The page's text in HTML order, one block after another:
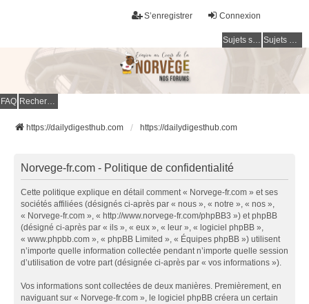
Connexion
S’enregistrer
Sujets sans réponse Sujets actifs
FAQ Rechercher
https://dailydigesthub.com https://dailydigesthub.com
Norvege-fr.com - Politique de confidentialité
Cette politique explique en détail comment « Norvege-fr.com » et ses
sociétés affiliées (désignés ci-après par « nous », « notre », « nos »,
« Norvege-fr.com », « http://www.norvege-fr.com/phpBB3 ») et phpBB
(désigné ci-après par « ils », « eux », « leur », « logiciel phpBB »,
« www.phpbb.com », « phpBB Limited », « Équipes phpBB ») utilisent
n’importe quelle information collectée pendant n’importe quelle session
d’utilisation de votre part (désignée ci-après par « vos informations »).
Vos informations sont collectées de deux manières. Premièrement, en
naviguant sur « Norvege-fr.com », le logiciel phpBB créera un certain